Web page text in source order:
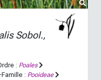
Sobol.,
: Poales
: Pooideae